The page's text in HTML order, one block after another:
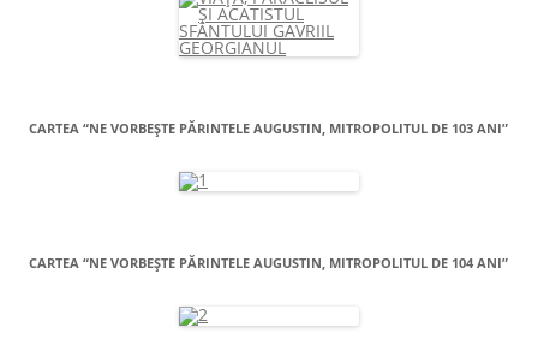
CARTEA “NE VORBEŞTE PĂRINTELE AUGUSTIN, MITROPOLITUL DE 103 ANI”
CARTEA “NE VORBEŞTE PĂRINTELE AUGUSTIN, MITROPOLITUL DE 104 ANI”